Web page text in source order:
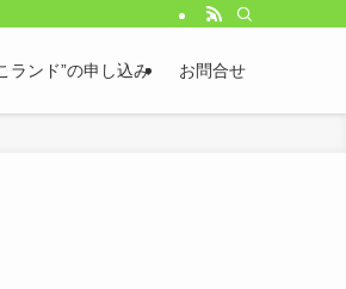
ランド”の申し込み お問合せ